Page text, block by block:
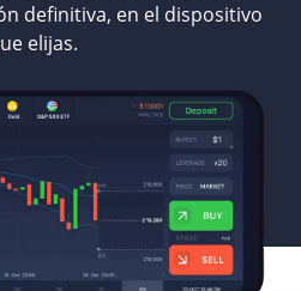
definitiva, en el dispositivo
elijas.